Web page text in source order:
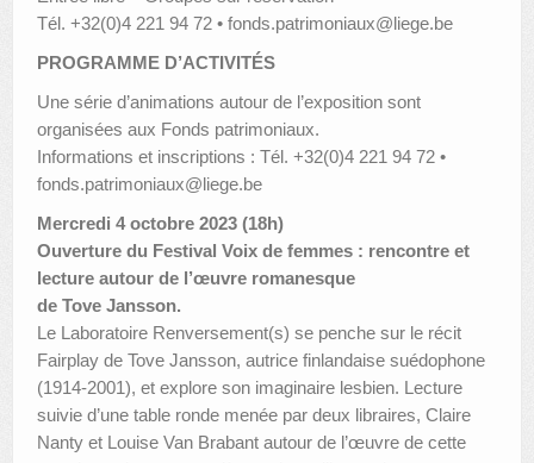
Tél. +32(0)4 221 94 72 • fonds.patrimoniaux@liege.be
PROGRAMME D’ACTIVITÉS
Une série d’animations autour de l’exposition sont
organisées aux Fonds patrimoniaux.
Informations et inscriptions : Tél. +32(0)4 221 94 72 •
fonds.patrimoniaux@liege.be
Mercredi 4 octobre 2023 (18h)
Ouverture du Festival Voix de femmes : rencontre et
lecture autour de l’œuvre romanesque
de Tove Jansson.
Le Laboratoire Renversement(s) se penche sur le récit
Fairplay de Tove Jansson, autrice finlandaise suédophone
(1914-2001), et explore son imaginaire lesbien. Lecture
suivie d’une table ronde menée par deux libraires, Claire
Nanty et Louise Van Brabant autour de l’œuvre de cette